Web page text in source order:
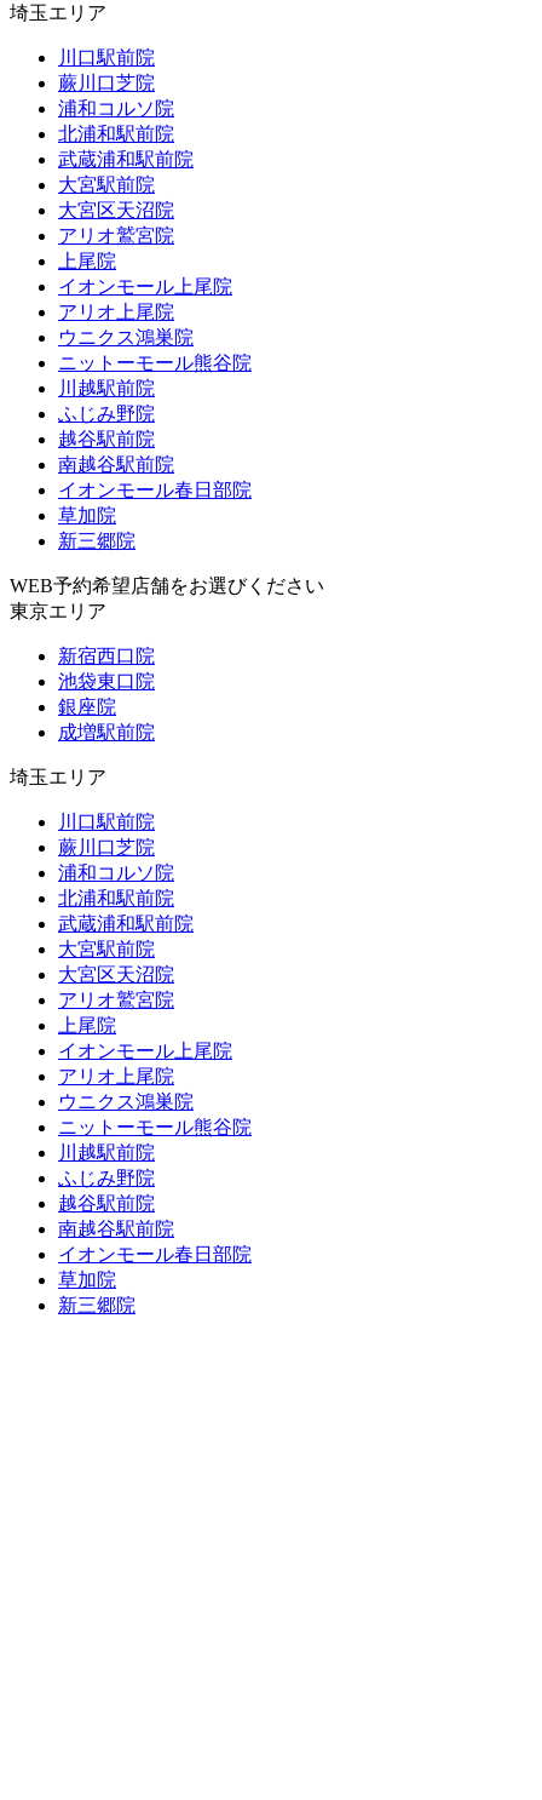
埼玉エリア
川口駅前院
蕨川口芝院
浦和コルソ院
北浦和駅前院
武蔵浦和駅前院
大宮駅前院
大宮区天沼院
アリオ鷲宮院
上尾院
イオンモール上尾院
アリオ上尾院
ウニクス鴻巣院
ニットーモール熊谷院
川越駅前院
ふじみ野院
越谷駅前院
南越谷駅前院
イオンモール春日部院
草加院
新三郷院
WEB予約希望店舗をお選びください
東京エリア
新宿西口院
池袋東口院
銀座院
成増駅前院
埼玉エリア
川口駅前院
蕨川口芝院
浦和コルソ院
北浦和駅前院
武蔵浦和駅前院
大宮駅前院
大宮区天沼院
アリオ鷲宮院
上尾院
イオンモール上尾院
アリオ上尾院
ウニクス鴻巣院
ニットーモール熊谷院
川越駅前院
ふじみ野院
越谷駅前院
南越谷駅前院
イオンモール春日部院
草加院
新三郷院